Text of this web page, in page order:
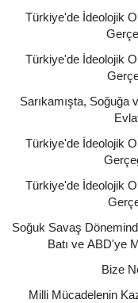
Türkiye'de İdeolojik
Türkiye'de İdeolojik
Sarıkamışta, Soğuğa
Türkiye'de İdeolojik
Türkiye'de İdeolojik
Soğuk Savaş
Batı ve ABD'ye
Bize
Milli Mücadelenin